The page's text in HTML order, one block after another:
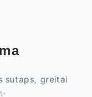
sutaps, greitai